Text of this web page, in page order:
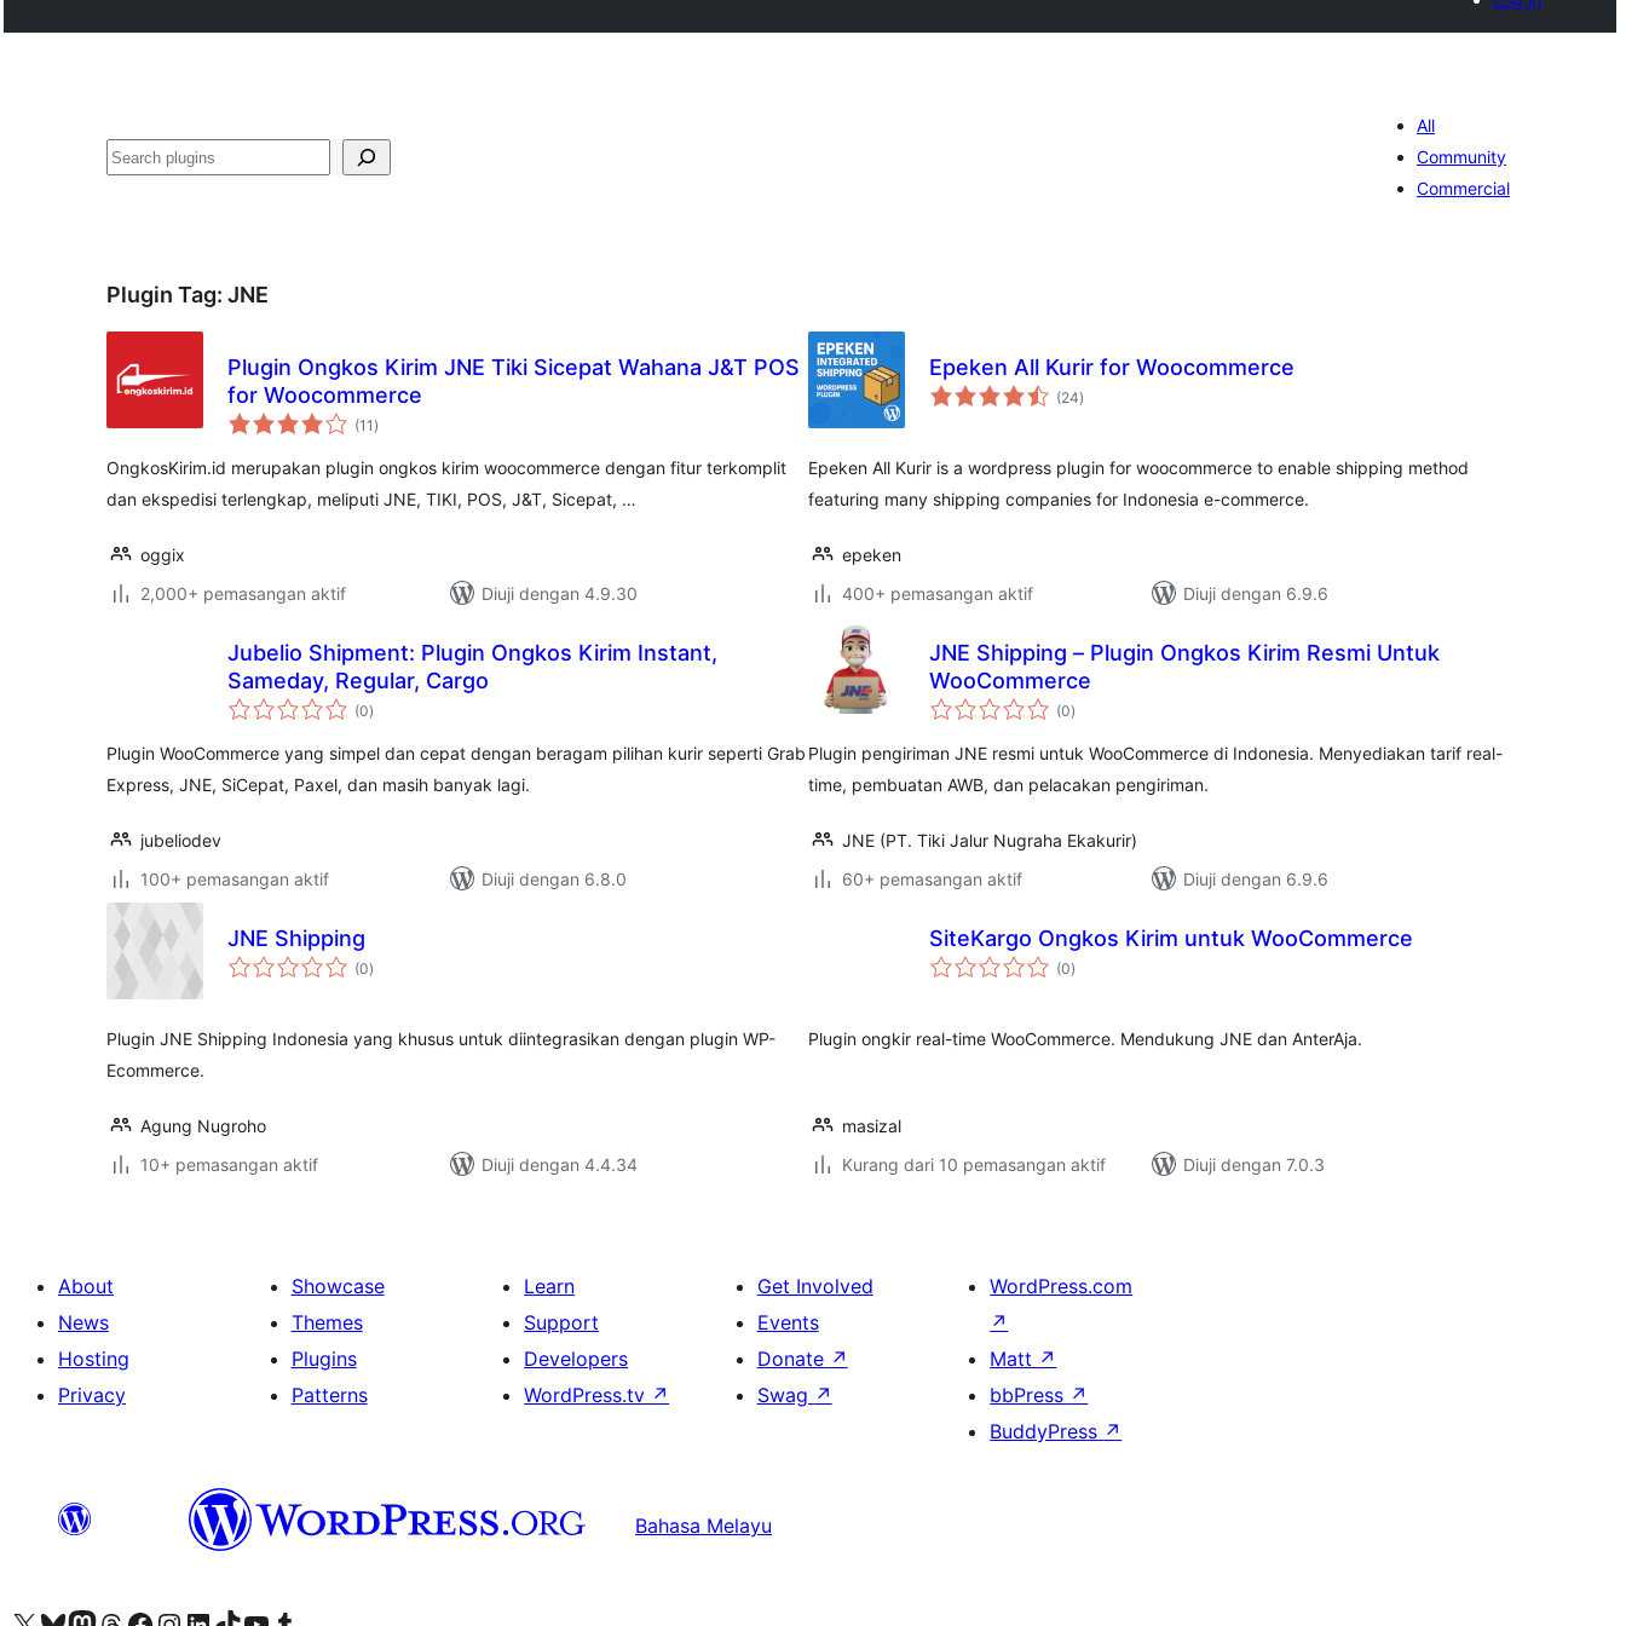
Cari
All
Community
Commercial
Plugin Tag: JNE
Plugin Ongkos Kirim JNE Tiki Sicepat Wahana J&T POS
for Woocommerce
(11 jumlah
taraf
)
OngkosKirim.id merupakan plugin ongkos kirim woocommerce dengan fitur terkomplit
dan ekspedisi terlengkap, meliputi JNE, TIKI, POS, J&T, Sicepat, …
oggix
2,000+ pemasangan aktif
Diuji dengan 4.9.30
Epeken All Kurir for Woocommerce
(24jumlah
taraf
)
Epeken All Kurir is a wordpress plugin for woocommerce to enable shipping method
featuring many shipping companies for Indonesia e-commerce.
epeken
400+ pemasangan aktif
Diuji dengan 6.9.6
Jubelio Shipment: Plugin Ongkos Kirim Instant,
Sameday, Regular, Cargo
(0jumlah
taraf
)
Plugin WooCommerce yang simpel dan cepat dengan beragam pilihan kurir seperti Grab
Express, JNE, SiCepat, Paxel, dan masih banyak lagi.
jubeliodev
100+ pemasangan aktif
Diuji dengan 6.8.0
JNE Shipping – Plugin Ongkos Kirim Resmi Untuk
WooCommerce
(0jumlah
taraf
)
Plugin pengiriman JNE resmi untuk WooCommerce di Indonesia. Menyediakan tarif real-
time, pembuatan AWB, dan pelacakan pengiriman.
JNE (PT. Tiki Jalur Nugraha Ekakurir)
60+ pemasangan aktif
Diuji dengan 6.9.6
JNE Shipping
(0jumlah
taraf
)
Plugin JNE Shipping Indonesia yang khusus untuk diintegrasikan dengan plugin WP-
Ecommerce.
Agung Nugroho
10+ pemasangan aktif
Diuji dengan 4.4.34
SiteKargo Ongkos Kirim untuk WooCommerce
(0jumlah
taraf
)
Plugin ongkir real-time WooCommerce. Mendukung JNE dan AnterAja.
masizal
Kurang dari 10 pemasangan aktif
Diuji dengan 7.0.3
About
News
Hosting
Privacy
Showcase
Themes
Plugins
Patterns
Learn
Support
Developers
WordPress.tv ↗
Get Involved
Events
Donate ↗
Swag ↗
WordPress.com
↗
Matt ↗
bbPress ↗
BuddyPress ↗
Bahasa Melayu